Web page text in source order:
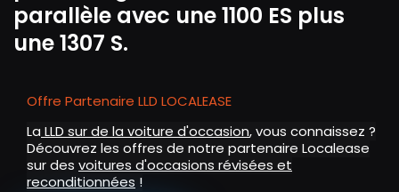
parallèle avec une 1100 ES plus
une 1307 S.
Offre Partenaire LLD LOCALEASE
La LLD sur de la voiture d'occasion, vous connaissez ?
Découvrez les offres de notre partenaire Localease
sur des voitures d'occasions révisées et
reconditionnées !